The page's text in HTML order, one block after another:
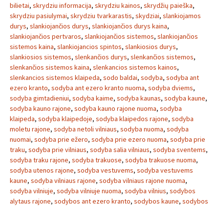
bilietai, skrydziu informacija, skrydziu kainos, skrydžių paieška,
skrydziu pasiulymai, skrydziu tvarkarastis, skydziai, slankiojamos
durys, slankiojančios durys, slankiojančios durys kaina,
slankiojančios pertvaros, slankiojančios sistemos, slankiojančios
sistemos kaina, slankiojancios spintos, slankiosios durys,
slankiosios sistemos, slenkančios durys, slenkančios sistemos,
slenkančios sistemos kaina, slenkancios sistemos kainos,
slenkancios sistemos klaipeda, sodo baldai, sodyba, sodyba ant
ezero kranto, sodyba ant ezero kranto nuoma, sodyba dviems,
sodyba gimtadieniui, sodyba kaime, sodyba kaunas, sodyba kaune,
sodyba kauno rajone, sodyba kauno rajone nuoma, sodyba
klaipeda, sodyba klaipedoje, sodyba klaipedos rajone, sodyba
moletu rajone, sodyba netoli vilniaus, sodyba nuoma, sodyba
nuomai, sodyba prie ežero, sodyba prie ezero nuoma, sodyba prie
traku, sodyba prie vilniaus, sodyba salia vilniaus, sodyba sventems,
sodyba traku rajone, sodyba trakuose, sodyba trakuose nuoma,
sodyba utenos rajone, sodyba vestuvems, sodyba vestuvems
kaune, sodyba vilniaus rajone, sodyba vilniaus rajone nuoma,
sodyba vilniuje, sodyba vilniuje nuoma, sodyba vilnius, sodybos
alytaus rajone, sodybos ant ezero kranto, sodybos kaune, sodybos